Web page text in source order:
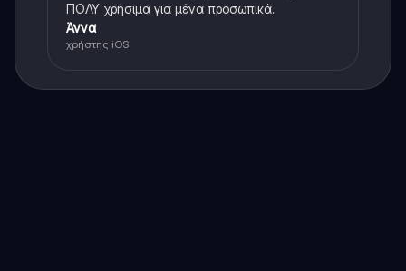
ΠΟΛΥ χρήσιμα για μένα προσωπικά.
Άννα
χρήστης iOS